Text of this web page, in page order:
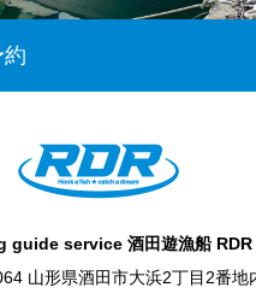
guide service 酒田遊漁船 RDR
山形県酒田市大浜2丁目2番地